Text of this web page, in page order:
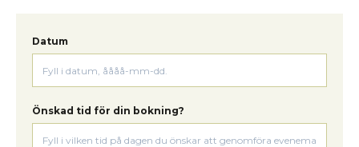
Datum
Önskad tid för din bokning?